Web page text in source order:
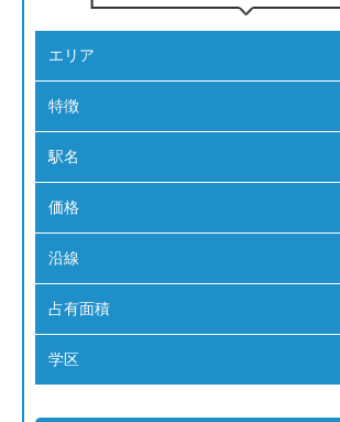
エリア
特徴
駅名
価格
沿線
占有⾯積
学区